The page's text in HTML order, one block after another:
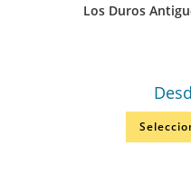
Los Duros